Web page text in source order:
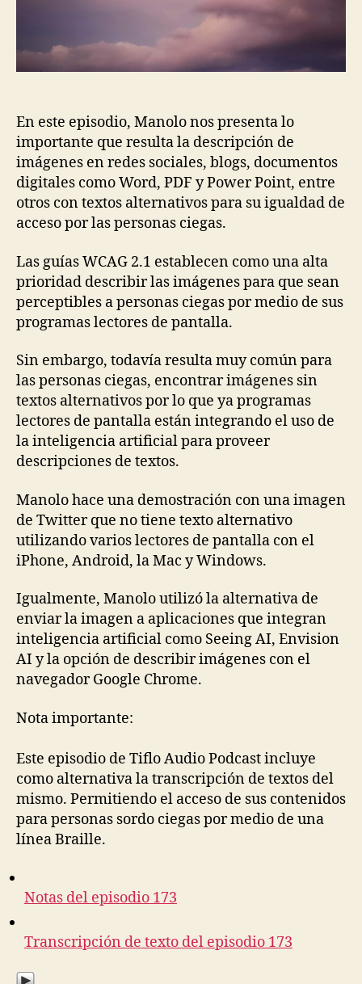
En este episodio, Manolo nos presenta lo
importante que resulta la descripción de
imágenes en redes sociales, blogs, documentos
digitales como Word, PDF y Power Point, entre
otros con textos alternativos para su igualdad de
acceso por las personas ciegas.
Las guías WCAG 2.1 establecen como una alta
prioridad describir las imágenes para que sean
perceptibles a personas ciegas por medio de sus
programas lectores de pantalla.
Sin embargo, todavía resulta muy común para
las personas ciegas, encontrar imágenes sin
textos alternativos por lo que ya programas
lectores de pantalla están integrando el uso de
la inteligencia artificial para proveer
descripciones de textos.
Manolo hace una demostración con una imagen
de Twitter que no tiene texto alternativo
utilizando varios lectores de pantalla con el
iPhone, Android, la Mac y Windows.
Igualmente, Manolo utilizó la alternativa de
enviar la imagen a aplicaciones que integran
inteligencia artificial como Seeing AI, Envision
AI y la opción de describir imágenes con el
navegador Google Chrome.
Nota importante:
Este episodio de Tiflo Audio Podcast incluye
como alternativa la transcripción de textos del
mismo. Permitiendo el acceso de sus contenidos
para personas sordo ciegas por medio de una
línea Braille.
Notas del episodio 173
Transcripción de texto del episodio 173